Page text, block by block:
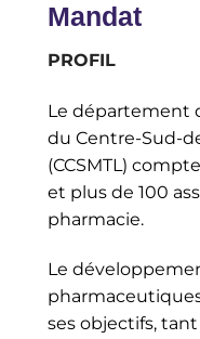
Mandat
PROFIL
Le département
du Centre-Sud-
(CCSMTL)
et plus de 100
pharmacie.
Le
ses objectifs,